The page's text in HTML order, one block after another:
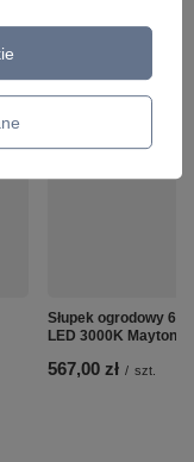
Słupek ogrodowy
LED 3000K Maytoni
567,00 zł / szt.